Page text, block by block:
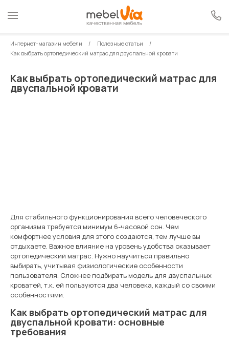
Интернет-магазин мебели
Полезные статьи
Как выбрать ортопедический матрас для двуспальной кровати
Как выбрать ортопедический матрас для
двуспальной кровати
Для стабильного функционирования всего человеческого
организма требуется минимум 6-часовой сон. Чем
комфортнее условия для этого создаются, тем лучше вы
отдыхаете. Важное влияние на уровень удобства оказывает
ортопедический матрас. Нужно научиться правильно
выбирать, учитывая физиологические особенности
пользователя. Сложнее подбирать модель для двуспальных
кроватей, т.к. ей пользуются два человека, каждый со своими
особенностями.
Как выбрать ортопедический матрас для
двуспальной кровати: основные
требования